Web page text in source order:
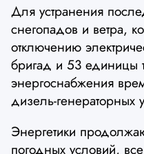
Для устранения
снегопадов и ветра,
отключению
бригад и 53 единицы
энергоснабжения
дизель-генераторных
Энергетики
погодных условий,